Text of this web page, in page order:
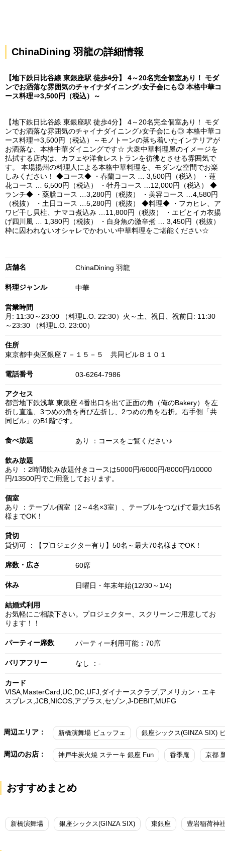
ChinaDining 羽龍の詳細情報
【地下鉄日比谷線 東銀座駅 徒歩4分】 4～20名完全個室あり！ モダ
ンでお洒落な雰囲気のチャイナダイニング♪女子会にも◎ 本格中華コ
ース料理⇒3,500円（税込）～
【地下鉄日比谷線 東銀座駅 徒歩4分】 4～20名完全個室あり！ モダ
ンでお洒落な雰囲気のチャイナダイニング♪女子会にも◎ 本格中華コ
ース料理⇒3,500円（税込）～モノトーンの落ち着いたインテリアが
お洒落な、本格中華ダイニングです☆ 大衆中華料理屋のイメージを
払拭する店内は、カフェや洋食レストランを彷彿とさせる雰囲気で
す。 本場揚州の料理人による本格中華料理を、モダンな空間でお楽
しみください！ ◆コース◆ ・春蘭コース … 3,500円（税込） ・蓮
花コース … 6,500円（税込） ・牡丹コース …12,000円（税込） ◆
ランチ◆ ・薬膳コース …3,280円（税抜） ・美容コース …4,580円
（税抜） ・土日コース …5,280円（税抜） ◆料理◆ ・フカヒレ、ア
ワビ干し貝柱、ナマコ煮込み …11,800円（税抜） ・エビとイカ衣揚
げ四川風 … 1,380円（税抜） ・白身魚の激辛煮 … 3,450円（税抜）
枠に囚われないオシャレでかわいい中華料理をご堪能ください☆
店舗名 ChinaDining 羽龍
料理ジャンル 中華
営業時間
月: 11:30～23:00 （料理L.O. 22:30）火～土、祝日、祝前日: 11:30
～23:30 （料理L.O. 23:00）
住所
東京都中央区銀座７－１５－５ 共同ビルＢ１０１
電話番号 03-6264-7986
アクセス
都営地下鉄浅草 東銀座 4番出口を出て正面の角（俺のBakery）を左
折し直進、3つめの角を再び左折し、2つめの角を右折。右手側「共
同ビル」のB1階です。
食べ放題 あり ：コースをご覧ください♪
飲み放題
あり ：2時間飲み放題付きコースは5000円/6000円/8000円/10000
円/13500円でご用意しております。
個室
あり ：テーブル個室（2～4名×3室）、テーブルをつなげて最大15名
様までOK！
貸切
貸切可 ：【プロジェクター有り】50名～最大70名様までOK！
席数・広さ 60席
休み 日曜日・年末年始(12/30～1/4)
結婚式利用
お気軽にご相談下さい。プロジェクター、スクリーンご用意してお
ります！！
パーティー席数 パーティー利用可能：70席
バリアフリー なし ：-
カード
VISA,MasterCard,UC,DC,UFJ,ダイナースクラブ,アメリカン・エキ
スプレス,JCB,NICOS,アプラス,セゾン,J-DEBIT,MUFG
周辺エリア： 新橋演舞場 ビュッフェ
周辺のお店： 神戸牛炭火焼 ステーキ 銀座 Fun 香季庵 京都
おすすめまとめ
新橋演舞場 銀座シックス(GINZA SIX) 東銀座 豊岩稲荷神